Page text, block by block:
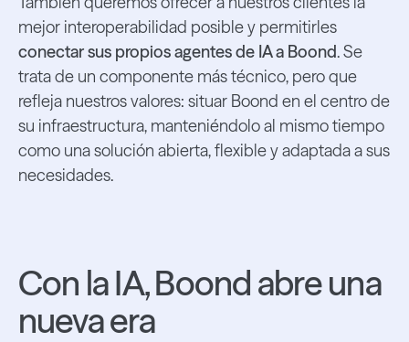
mejor interoperabilidad posible y permitirles
conectar sus propios agentes de IA a Boond. Se
trata de un componente más técnico, pero que
refleja nuestros valores: situar Boond en el centro de
su infraestructura, manteniéndolo al mismo tiempo
como una solución abierta, flexible y adaptada a sus
necesidades.
Con la IA, Boond abre una
nueva era